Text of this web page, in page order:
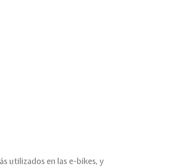
utilizados en las e-bikes, y